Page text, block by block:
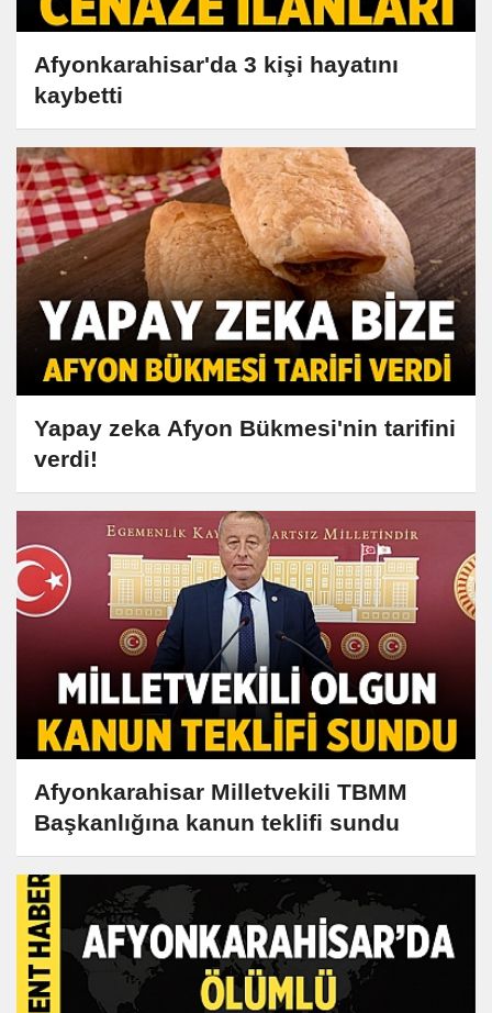
Afyonkarahisar'da 3 kişi hayatını
kaybetti
Yapay zeka Afyon Bükmesi'nin tarifini
verdi!
Afyonkarahisar Milletvekili TBMM
Başkanlığına kanun teklifi sundu